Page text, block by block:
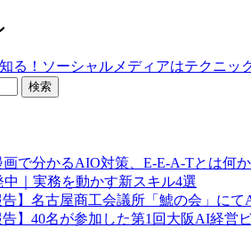
る！ソーシャルメディアはテクニッ
で分かるAIO対策、E-E-A-Tとは何か
中｜実務を動かす新スキル4選
告】名古屋商工会議所「鯱の会」
告】40名が参加した第1回大阪AI経